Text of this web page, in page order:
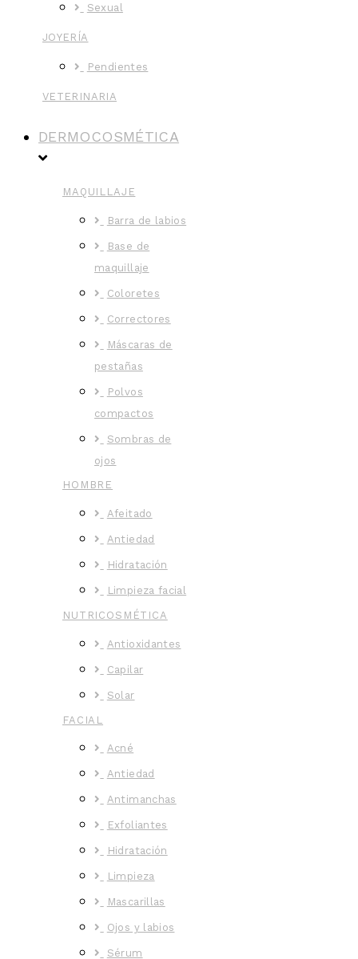
Sexual
JOYERÍA
Pendientes
VETERINARIA
DERMOCOSMÉTICA
MAQUILLAJE
Barra de labios
Base de
maquillaje
Coloretes
Correctores
Máscaras de
pestañas
Polvos
compactos
Sombras de
ojos
HOMBRE
Afeitado
Antiedad
Hidratación
Limpieza facial
NUTRICOSMÉTICA
Antioxidantes
Capilar
Solar
FACIAL
Acné
Antiedad
Antimanchas
Exfoliantes
Hidratación
Limpieza
Mascarillas
Ojos y labios
Sérum